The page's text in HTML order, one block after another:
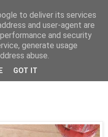
to deliver its services
and user-agent are
and security
generate usage
abuse.
GOT IT